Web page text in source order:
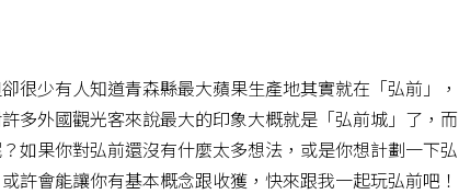
很少有人知道青森縣最大蘋果生產地其實就在「弘前」，
多外國觀光客來說最大的印象大概就是「弘前城」了，而
如果你對弘前還沒有什麼太多想法，或是你想計劃一下弘
許會能讓你有基本概念跟收獲，快來跟我一起玩弘前吧！